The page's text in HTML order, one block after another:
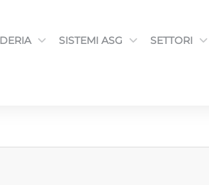
SISTEMI ASG SETTORI